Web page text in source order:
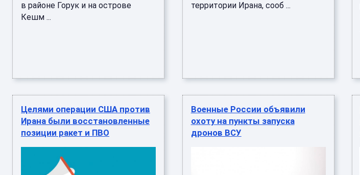
в районе Горук и на острове
Кешм ...
территории Ирана, сооб ...
Целями операции США против
Ирана были восстановленные
позиции ракет и ПВО
Военные России объявили
охоту на пункты запуска
дронов ВСУ